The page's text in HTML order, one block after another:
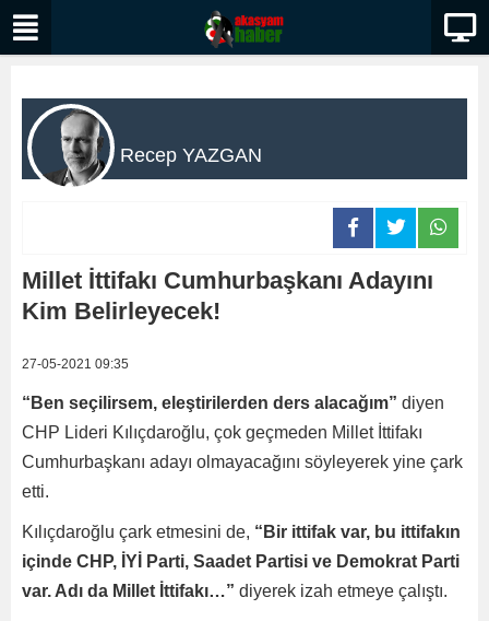
Recep YAZGAN
Millet İttifakı Cumhurbaşkanı Adayını
Kim Belirleyecek!
27-05-2021 09:35
“Ben seçilirsem, eleştirilerden ders alacağım” diyen
CHP Lideri Kılıçdaroğlu, çok geçmeden Millet İttifakı
Cumhurbaşkanı adayı olmayacağını söyleyerek yine çark
etti.
Kılıçdaroğlu çark etmesini de, “Bir ittifak var, bu ittifakın
içinde CHP, İYİ Parti, Saadet Partisi ve Demokrat Parti
var. Adı da Millet İttifakı…” diyerek izah etmeye çalıştı.